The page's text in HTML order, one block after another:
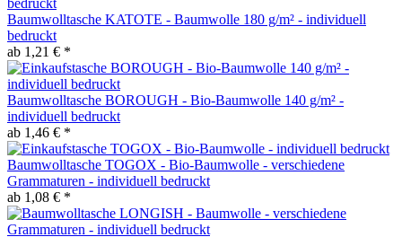
Baumwolltasche KATOTE - Baumwolle 180 g/m² - individuell
bedruckt
ab 1,21 € *
Baumwolltasche BOROUGH - Bio-Baumwolle 140 g/m² -
individuell bedruckt
ab 1,46 € *
Baumwolltasche TOGOX - Bio-Baumwolle - verschiedene
Grammaturen - individuell bedruckt
ab 1,08 € *